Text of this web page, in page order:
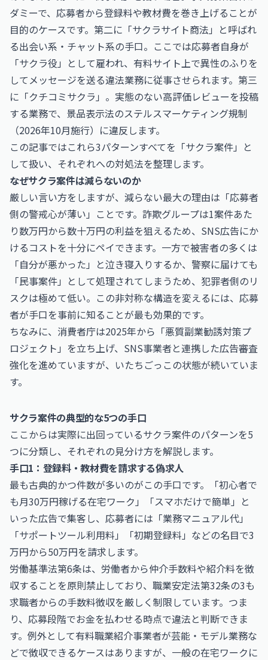
ダミーで、応募者から登録料や教材費を巻き上げることが
目的のケースです。第二に「サクラサイト商法」と呼ばれ
る出会い系・チャット系の手口。ここでは応募者自身が
「サクラ役」として雇われ、有料サイト上で異性のふりを
してメッセージを送る違法業務に従事させられます。第三
に「クチコミサクラ」。実態のない高評価レビューを投稿
する業務で、景品表示法のステルスマーケティング規制
（2026年10月施行）に違反します。
この記事ではこれら3パターンすべてを「サクラ案件」と
して扱い、それぞれへの対処法を整理します。
なぜサクラ案件は減らないのか
厳しい言い方をしますが、減らない最大の理由は「応募者
側の警戒心が薄い」ことです。詐欺グループは1案件あた
り数万円から数十万円の利益を狙えるため、SNS広告にか
けるコストを十分にペイできます。一方で被害者の多くは
「自分が悪かった」と泣き寝入りするか、警察に届けても
「民事案件」として処理されてしまうため、犯罪者側のリ
スクは極めて低い。この非対称な構造を変えるには、応募
者が手口を事前に知ることが最も効果的です。
ちなみに、消費者庁は2025年から「悪質副業勧誘対策プ
ロジェクト」を立ち上げ、SNS事業者と連携した広告審査
強化を進めていますが、いたちごっこの状態が続いていま
す。
サクラ案件の典型的な5つの手口
ここからは実際に出回っているサクラ案件のパターンを5
つに分類し、それぞれの見分け方を解説します。
手口1：登録料・教材費を請求する偽求人
最も古典的かつ件数が多いのがこの手口です。「初心者で
も月30万円稼げる在宅ワーク」「スマホだけで簡単」と
いった広告で集客し、応募者には「業務マニュアル代」
「サポートツール利用料」「初期登録料」などの名目で3
万円から50万円を請求します。
労働基準法第6条は、労働者から仲介手数料や紹介料を徴
収することを原則禁止しており、職業安定法第32条の3も
求職者からの手数料徴収を厳しく制限しています。つま
り、応募段階でお金を払わせる時点で違法と判断できま
す。例外として有料職業紹介事業者が芸能・モデル業務な
どで徴収できるケースはありますが、一般の在宅ワークに